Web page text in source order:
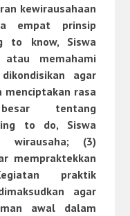
kewirausahaan
empat prinsip
to know,Siswa
memahami
agar
menciptakan rasa
tentang
to do, Siswa
wirausaha; (3)
mempraktekkan
praktik
agar
awal dalam